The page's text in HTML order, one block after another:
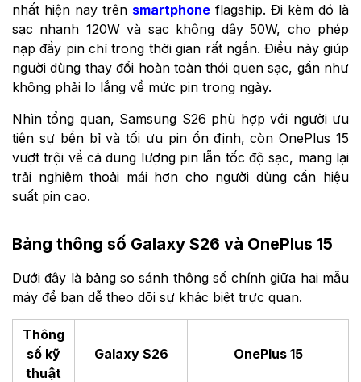
nhất hiện nay trên smartphone flagship. Đi kèm đó là
sạc nhanh 120W và sạc không dây 50W, cho phép
nạp đầy pin chỉ trong thời gian rất ngắn. Điều này giúp
người dùng thay đổi hoàn toàn thói quen sạc, gần như
không phải lo lắng về mức pin trong ngày.
Nhìn tổng quan, Samsung S26 phù hợp với người ưu
tiên sự bền bỉ và tối ưu pin ổn định, còn OnePlus 15
vượt trội về cả dung lượng pin lẫn tốc độ sạc, mang lại
trải nghiệm thoải mái hơn cho người dùng cần hiệu
suất pin cao.
Bảng thông số Galaxy S26 và OnePlus 15
Dưới đây là bảng so sánh thông số chính giữa hai mẫu
máy để bạn dễ theo dõi sự khác biệt trực quan.
Thông
số kỹ
thuật
Galaxy S26 OnePlus 15